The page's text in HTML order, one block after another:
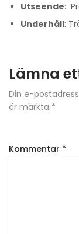
Utseende:
Underhåll:
Lämna
Din e-
är märkta *
Kommentar *